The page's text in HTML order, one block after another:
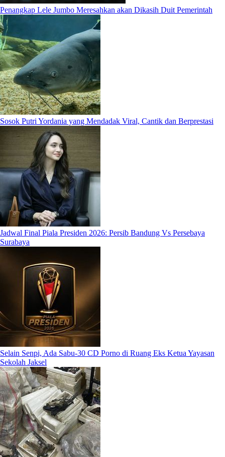
Penangkap Lele Jumbo Meresahkan akan Dikasih Duit Pemerintah
Sosok Putri Yordania yang Mendadak Viral, Cantik dan Berprestasi
Jadwal Final Piala Presiden 2026: Persib Bandung Vs Persebaya
Surabaya
Selain Senpi, Ada Sabu-30 CD Porno di Ruang Eks Ketua Yayasan
Sekolah Jaksel